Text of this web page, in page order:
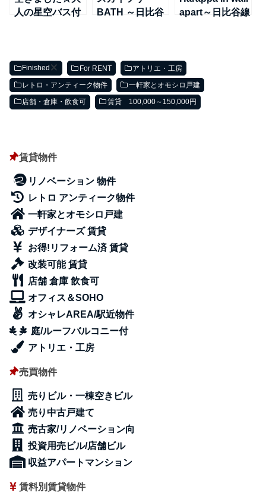
人の星空バス付
BATH ～日比谷
apart～日比谷線
Finished For RENT アトリエ・工房
レトロ・アンティーク物件 一軒家とオモシロ戸建
店舗・倉庫・飲食可 賃貸 100,000～150,000円
賃貸物件
リノベーション 物件
レトロ アンティーク物件
一軒家とオモシロ戸建
デザイナーズ 賃貸
お得!リフォーム済 賃貸
改装可能 賃貸
店舗 倉庫 飲食可
オフィス＆SOHO
オシャレAREA/駅近物件
庭/ルーフバルコニー付
アトリエ・工房
売買物件
売りビル・一棟空きビル
売り中古戸建て
売古家/リノベーション向
投資用売ビル/店舗ビル
収益アパートマンション
賃料別賃貸物件